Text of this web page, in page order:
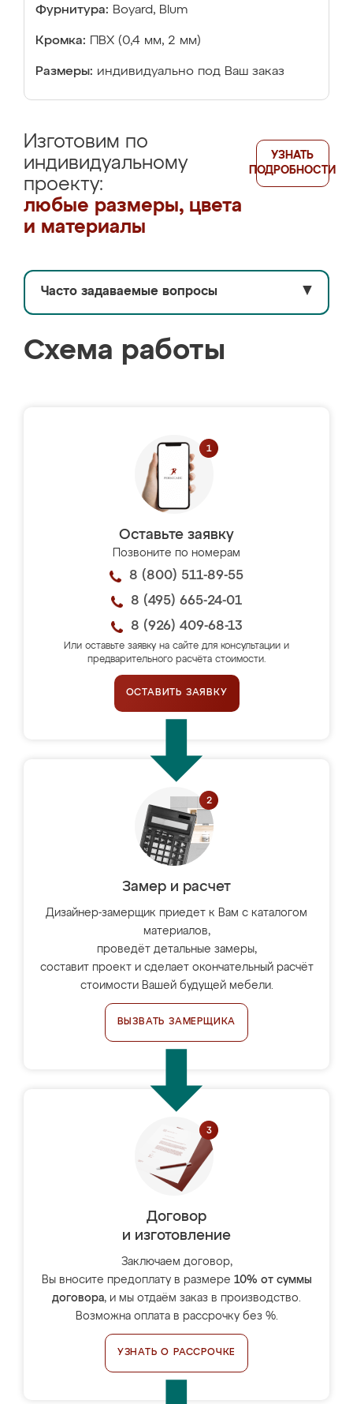
Фурнитура: Boyard, Blum
Кромка: ПВХ (0,4 мм, 2 мм)
Размеры: индивидуально под Ваш заказ
Изготовим по
индивидуальному
проекту:
любые размеры, цвета
и материалы
УЗНАТЬ
ПОДРОБНОСТИ
Часто задаваемые вопросы ▼
Схема работы
Оставьте заявку
Позвоните по номерам
8 (800) 511-89-55
8 (495) 665-24-01
8 (926) 409-68-13
Или оставьте заявку на сайте для консультации и
предварительного расчёта стоимости.
ОСТАВИТЬ ЗАЯВКУ
Замер и расчет
Дизайнер-замерщик приедет к Вам с каталогом
материалов,
проведёт детальные замеры,
составит проект и сделает окончательный расчёт
стоимости Вашей будущей мебели.
ВЫЗВАТЬ ЗАМЕРЩИКА
Договор
и изготовление
Заключаем договор,
Вы вносите предоплату в размере 10% от суммы
договора, и мы отдаём заказ в производство.
Возможна оплата в рассрочку без %.
УЗНАТЬ О РАССРОЧКЕ